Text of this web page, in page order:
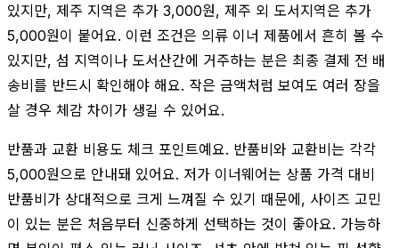
있지만, 제주 지역은 추가 3,000원, 제주 외 도서지역은 추가
5,000원이 붙어요. 이런 조건은 의류 이너 제품에서 흔히 볼 수
있지만, 섬 지역이나 도서산간에 거주하는 분은 최종 결제 전 배
송비를 반드시 확인해야 해요. 작은 금액처럼 보여도 여러 장을
살 경우 체감 차이가 생길 수 있어요.
반품과 교환 비용도 체크 포인트예요. 반품비와 교환비는 각각
5,000원으로 안내돼 있어요. 저가 이너웨어는 상품 가격 대비
반품비가 상대적으로 크게 느껴질 수 있기 때문에, 사이즈 고민
이 있는 분은 처음부터 신중하게 선택하는 것이 좋아요. 가능하